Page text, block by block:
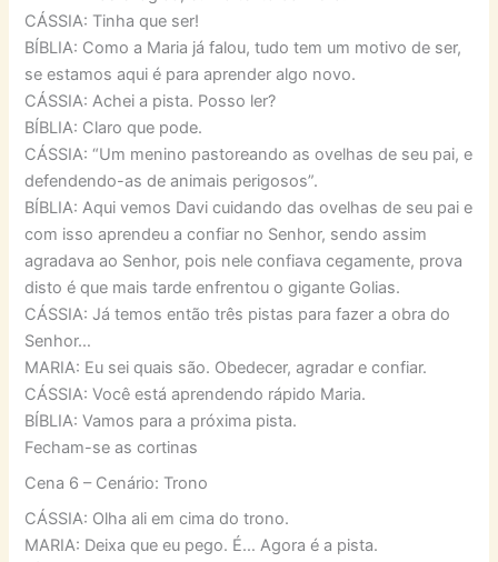
CÁSSIA: Tinha que ser!
BÍBLIA: Como a Maria já falou, tudo tem um motivo de ser,
se estamos aqui é para aprender algo novo.
CÁSSIA: Achei a pista. Posso ler?
BÍBLIA: Claro que pode.
CÁSSIA: “Um menino pastoreando as ovelhas de seu pai, e
defendendo-as de animais perigosos”.
BÍBLIA: Aqui vemos Davi cuidando das ovelhas de seu pai e
com isso aprendeu a confiar no Senhor, sendo assim
agradava ao Senhor, pois nele confiava cegamente, prova
disto é que mais tarde enfrentou o gigante Golias.
CÁSSIA: Já temos então três pistas para fazer a obra do
Senhor…
MARIA: Eu sei quais são. Obedecer, agradar e confiar.
CÁSSIA: Você está aprendendo rápido Maria.
BÍBLIA: Vamos para a próxima pista.
Fecham-se as cortinas
Cena 6 – Cenário: Trono
CÁSSIA: Olha ali em cima do trono.
MARIA: Deixa que eu pego. É… Agora é a pista.